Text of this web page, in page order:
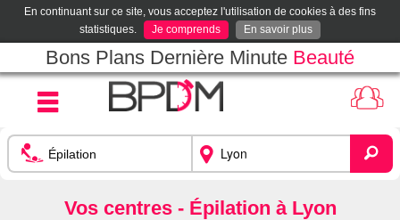
En continuant sur ce site, vous acceptez l'utilisation de cookies à des fins
statistiques.
Je comprends En savoir plus
Bons Plans Dernière Minute Beauté
Vos centres - Épilation à Lyon